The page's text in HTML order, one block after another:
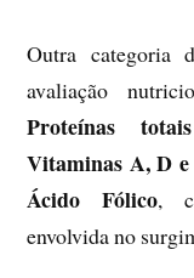
Outra categoria
avaliação
Proteínas
Vitaminas A, D e
Ácido Fólico,
envolvida no